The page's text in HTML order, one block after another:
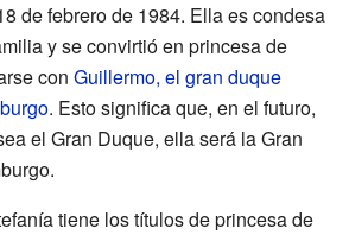
de febrero de 1984. Ella es condesa
y se convirtió en princesa de
con Guillermo, el gran duque
. Esto significa que, en el futuro,
el Gran Duque, ella será la Gran
tiene los títulos de princesa de